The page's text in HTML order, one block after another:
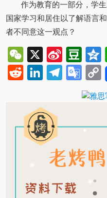
作为教育的一部分，学
国家学习和居住以了解语言
者不同意这一观点？
WeChat
X
Sina
Weibo
RedditLinkedIn